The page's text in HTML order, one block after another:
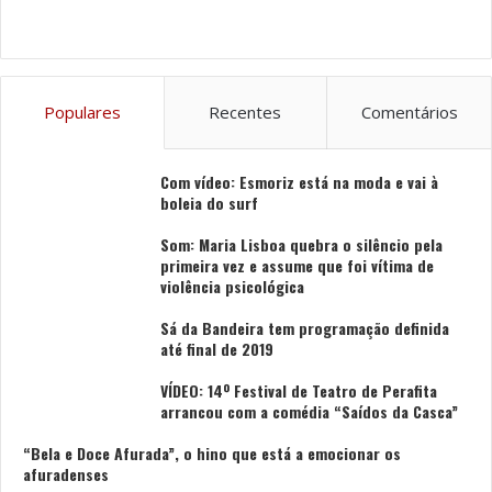
que corresponde, segundo o INE, a uma diminuição de
instituições.
Compras no Natal, as maiores dos últimos cinco anos
Quanto às compras através de terminais de
pagamento automático, o INE revela que aumentaram,
em 2014, cerca de 6,7 por cento face ao ano anterior e,
no que diz respeito ao valor de compras por habitante,
este fixou-se nos 2944 euros.
Ainda dados do INE, os valores mais altos registaram-
capitais de distrito. Nas regiões autónomas, o INE
Populares Recentes Comentários
Com vídeo: Esmoriz está na moda e vai à
boleia do surf
Som: Maria Lisboa quebra o silêncio pela
primeira vez e assume que foi vítima de
violência psicológica
Sá da Bandeira tem programação definida
até final de 2019
VÍDEO: 14º Festival de Teatro de Perafita
arrancou com a comédia “Saídos da Casca”
“Bela e Doce Afurada”, o hino que está a emocionar os
afuradenses